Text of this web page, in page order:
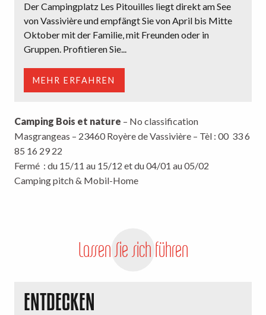
Der Campingplatz Les Pitouilles liegt direkt am See
von Vassivière und empfängt Sie von April bis Mitte
Oktober mit der Familie, mit Freunden oder in
Gruppen. Profitieren Sie...
MEHR ERFAHREN
Camping Bois et nature – No classification
Masgrangeas – 23460 Royère de Vassivière – Tèl : 00 33 6
85 16 29 22
Fermé : du 15/11 au 15/12 et du 04/01 au 05/02
Camping pitch & Mobil-Home
Lassen Sie sich führen
ENTDECKEN